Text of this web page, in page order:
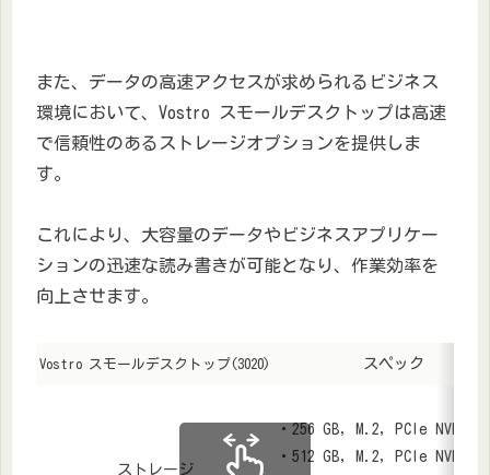
また、データの高速アクセスが求められるビジネス
環境において、Vostro スモールデスクトップは高速
で信頼性のあるストレージオプションを提供しま
す。
これにより、大容量のデータやビジネスアプリケー
ションの迅速な読み書きが可能となり、作業効率を
向上させます。
Vostro スモールデスクトップ(3020) スペック
ストレージ
・256 GB, M.2, PCIe NVMe,
・512 GB, M.2, PCIe NVMe,